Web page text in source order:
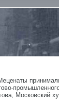
Московский